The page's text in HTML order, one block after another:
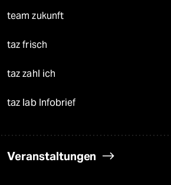
team zukunft
taz frisch
taz zahl ich
taz lab Infobrief
Veranstaltungen